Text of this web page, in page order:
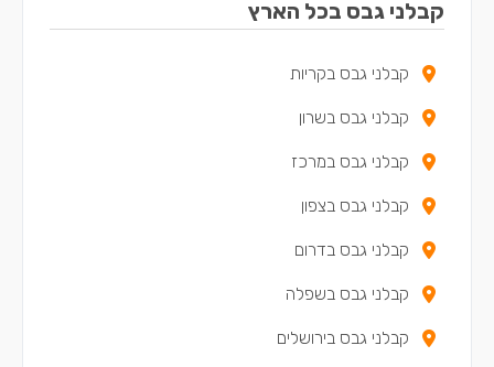
קבלני גבס בכל הארץ
קבלני גבס בקריות
קבלני גבס בשרון
קבלני גבס במרכז
קבלני גבס בצפון
קבלני גבס בדרום
קבלני גבס בשפלה
קבלני גבס בירושלים